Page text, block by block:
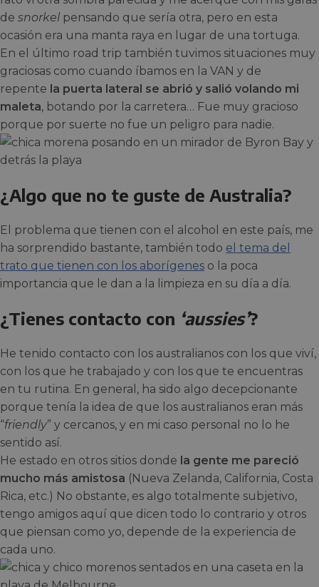
de snorkel pensando que sería otra, pero en esta
ocasión era una manta raya en lugar de una tortuga.
En el último road trip también tuvimos situaciones muy
graciosas como cuando íbamos en la VAN y de
repente la puerta lateral se abrió y salió volando mi
maleta, botando por la carretera… Fue muy gracioso
porque por suerte no fue un peligro para nadie.
¿Algo que no te guste de Australia?
El problema que tienen con el alcohol en este país, me
ha sorprendido bastante, también todo el tema del
trato que tienen con los aborígenes o la poca
importancia que le dan a la limpieza en su día a día.
¿Tienes contacto con ‘aussies’?
He tenido contacto con los australianos con los que viví,
con los que he trabajado y con los que te encuentras
en tu rutina. En general, ha sido algo decepcionante
porque tenía la idea de que los australianos eran más
“friendly” y cercanos, y en mi caso personal no lo he
sentido así.
He estado en otros sitios donde la gente me pareció
mucho más amistosa (Nueva Zelanda, California, Costa
Rica, etc.) No obstante, es algo totalmente subjetivo,
tengo amigos aquí que dicen todo lo contrario y otros
que piensan como yo, depende de la experiencia de
cada uno.